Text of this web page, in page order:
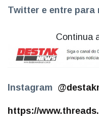
Twitter e entre para
Continua
Instagram
https://